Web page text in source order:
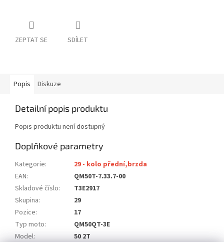
ZEPTAT SE SDÍLET
Popis Diskuze
Detailní popis produktu
Popis produktu není dostupný
Doplňkové parametry
Kategorie:
29 - kolo přední,brzda
EAN:
QM50T-7.33.7-00
Skladové číslo:
T3E2917
Skupina:
29
Pozice:
17
Typ moto:
QM50QT-3E
Model: 50 2T